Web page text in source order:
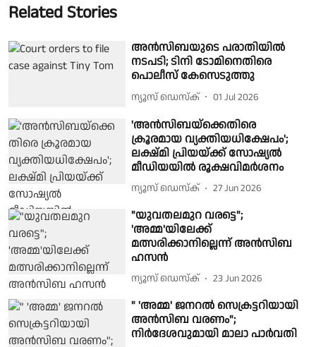
Related Stories
അൻസിബയുടെ പരാതിയില്‍
നടപടി; ടിനി ടോമിനെതിരെ
പൊലീസ് കേസെടുത്തു
ന്യൂസ് ഡെസ്ക് 01 Jul 2026
'അന്‍സിബയ്‌ക്കെതിരെ
ക്രൂരമായ വ്യക്തിയധിക്ഷേപം';
ലക്ഷ്മി പ്രിയയ്ക്ക് സോഷ്യൽ
മീഡിയയിൽ രൂക്ഷവിമര്‍ശനം
ന്യൂസ് ഡെസ്ക് 27 Jun 2026
"യുവതലമുറ വരട്ടെ";
'അമ്മ'യിലേക്ക്
മത്സരിക്കാനില്ലെന്ന് അൻസിബ
ഹസൻ
ന്യൂസ് ഡെസ്ക് 23 Jun 2026
" 'അമ്മ' ജനറൽ സെക്രട്ടറിയായി
അൻസിബ വരണം";
നിർദേശവുമായി മാലാ പാർവതി